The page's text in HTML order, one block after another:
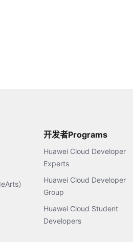
）
开发者Programs
Huawei Cloud Developer
Experts
Huawei Cloud Developer
Group
Huawei Cloud Student
Developers